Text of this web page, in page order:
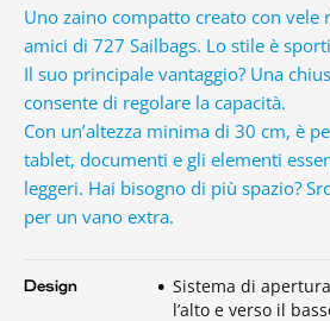
Uno zaino compatto creato con vele
amici di 727 Sailbags. Lo stile è
Il suo principale vantaggio? Una
consente di regolare la capacità.
Con un’altezza minima di 30 cm, è
tablet, documenti e gli elementi
leggeri. Hai bisogno di più spazio?
per un vano extra.
Design
Sistema di
l’alto e verso il